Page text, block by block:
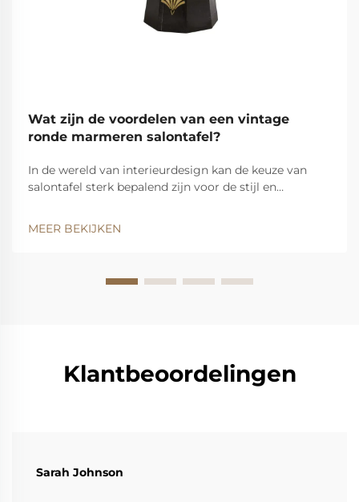
Wat zijn de voordelen van een vintage
ronde marmeren salontafel?
In de wereld van interieurdesign kan de keuze van
salontafel sterk bepalend zijn voor de stijl en
salontafel op als een tijdloos stuk dat naadloos een...
MEER BEKIJKEN
Klantbeoordelingen
Sarah Johnson